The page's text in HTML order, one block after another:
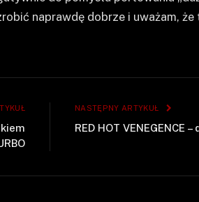
naprawdę dobrze i uważam,
NASTĘPNY ARTYKUŁ
RED HOT VENEGENCE